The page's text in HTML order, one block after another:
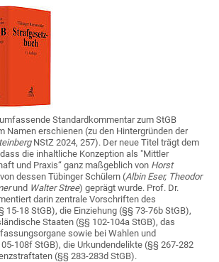
Standardkommentar zum StGB
Namen erschienen (zu den Hintergründen der
NStZ 2024, 257). Der neue Titel trägt dem
die inhaltliche Konzeption als "Mittler
und Praxis“ ganz maßgeblich von Horst
dessen Tübinger Schülern (Albin Eser, Theodor
und Walter Stree) geprägt wurde. Prof. Dr.
darin zentrale Vorschriften des
15-18 StGB), die Einziehung (§§ 73-76b StGB),
Staaten (§§ 102-104a StGB), das
sowie bei Wahlen und
108f StGB), die Urkundendelikte (§§ 267-282
(§§ 283-283d StGB).